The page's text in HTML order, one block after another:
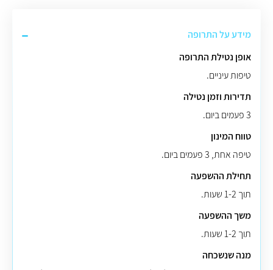
מידע על התרופה
אופן נטילת התרופה
טיפות עיניים.
תדירות וזמן נטילה
3 פעמים ביום.
טווח המינון
טיפה אחת, 3 פעמים ביום.
תחילת ההשפעה
תוך 1-2 שעות.
משך ההשפעה
תוך 1-2 שעות.
מנה שנשכחה